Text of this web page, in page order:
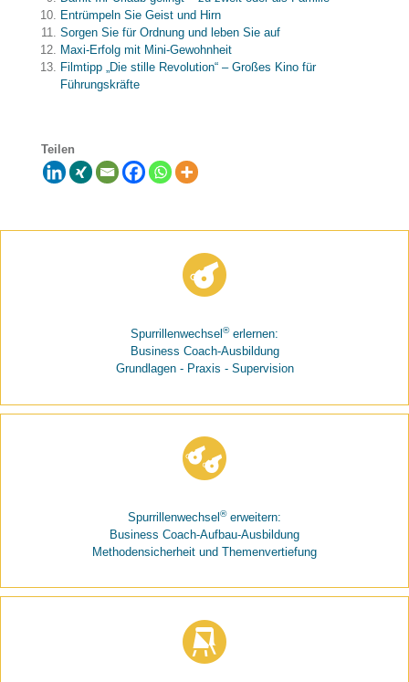
Entrümpeln Sie Geist und Hirn
Sorgen Sie für Ordnung und leben Sie auf
Maxi-Erfolg mit Mini-Gewohnheit
Filmtipp „Die stille Revolution“ – Großes Kino für
Führungskräfte
Teilen
Spurrillenwechsel ®erlernen:
Business Coach-Ausbildung
Grundlagen - Praxis - Supervision
Spurrillenwechsel ®erweitern:
Business Coach-Aufbau-Ausbildung
Methodensicherheit und Themenvertiefung